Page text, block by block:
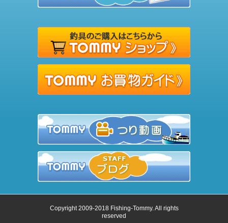
Copyright 2009-2018 Fishing-Tommy. All rights
reserved